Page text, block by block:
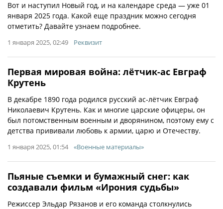
Вот и наступил Новый год, и на календаре среда — уже 01
января 2025 года. Какой еще праздник можно сегодня
отметить? Давайте узнаем подробнее.
1 января 2025, 02:49 Реквизит
Первая мировая война: лётчик-ас Евграф
Крутень
В декабре 1890 года родился русский ас-лётчик Евграф
Николаевич Крутень. Как и многие царские офицеры, он
был потомственным военным и дворянином, поэтому ему с
детства прививали любовь к армии, царю и Отечеству.
1 января 2025, 01:54 «Военные материалы»
Пьяные съемки и бумажный снег: как
создавали фильм «Ирония судьбы»
Режиссер Эльдар Рязанов и его команда столкнулись